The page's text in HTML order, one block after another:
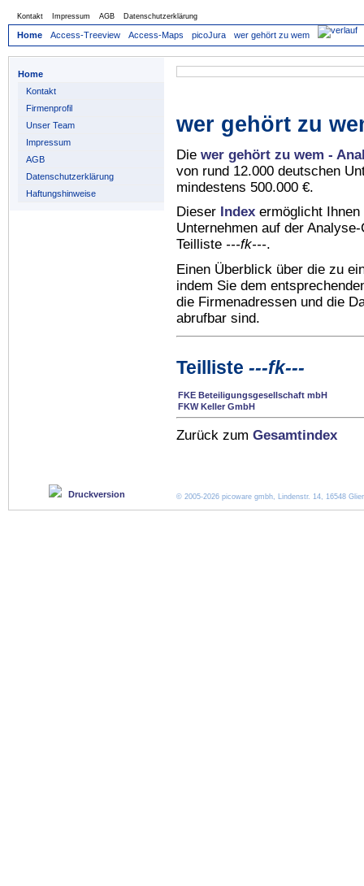
Kontakt Impressum AGB Datenschutzerklärung
Home Access-Treeview Access-Maps picoJura wer gehört zu wem
Home
Kontakt
Firmenprofil
Unser Team
Impressum
AGB
Datenschutzerklärung
Haftungshinweise
wer gehört zu
Die wer gehört zu wem -
von rund 12.000 deutschen
mindestens 500.000 €.
Dieser Index ermöglicht
Unternehmen auf der
Teilliste ---fk---.
Einen Überblick über die zu
indem Sie dem
die Firmenadressen und die
abrufbar sind.
Teilliste ---fk---
FKE Beteiligungsgesellschaft mbH
FKW Keller GmbH
Zurück zum Gesamtindex
Druckversion © 2005-2026 picoware gmbh, Lindenstr. 14, 16548